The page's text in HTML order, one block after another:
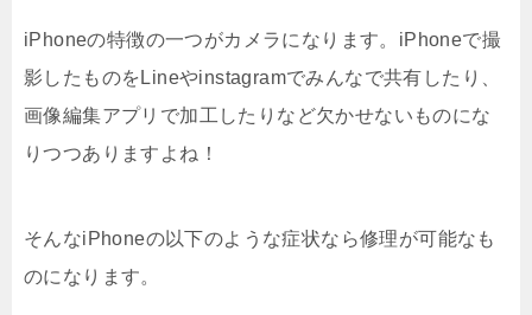
iPhoneの特徴の一つがカメラになります。iPhoneで撮
影したものをLineやinstagramでみんなで共有したり、
画像編集アプリで加工したりなど欠かせないものにな
りつつありますよね！
そんなiPhoneの以下のような症状なら修理が可能なも
のになります。